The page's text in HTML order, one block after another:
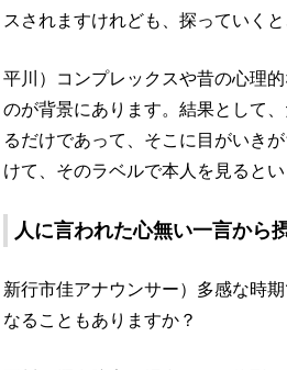
スされますけれども、探っていく
平川）コンプレックスや昔の心理
のが背景にあります。結果として
るだけであって、そこに目がいき
けて、そのラベルで本人を見ると
人に言われた心無い一言から
新行市佳アナウンサー）多感な時
なることもありますか？